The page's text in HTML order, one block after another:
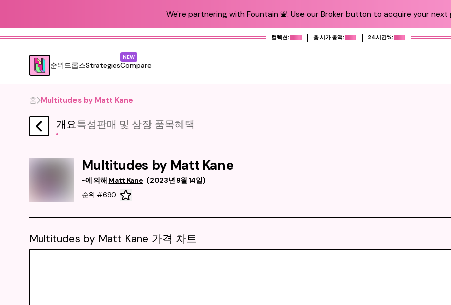
We're partnering with Fountain ⛲️. Use our Broker button to acquire your next
컬렉션: 총 시가 총액: 24시간%:
순위드롭스StrategiesCompare
NEW
홈 Multitudes by Matt Kane
개요특성판매 및 상장 품목혜택
Multitudes by Matt Kane
~에 의해 Matt Kane (2023년 9월 14일)
순위 #690
Multitudes by Matt Kane 가격 차트